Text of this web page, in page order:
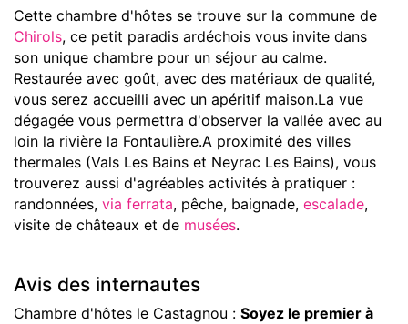
Cette chambre d'hôtes se trouve sur la commune de
Chirols, ce petit paradis ardéchois vous invite dans
son unique chambre pour un séjour au calme.
Restaurée avec goût, avec des matériaux de qualité,
vous serez accueilli avec un apéritif maison.La vue
dégagée vous permettra d'observer la vallée avec au
loin la rivière la Fontaulière.A proximité des villes
thermales (Vals Les Bains et Neyrac Les Bains), vous
trouverez aussi d'agréables activités à pratiquer :
randonnées, via ferrata, pêche, baignade, escalade,
visite de châteaux et de musées.
Avis des internautes
Chambre d'hôtes le Castagnou : Soyez le premier à